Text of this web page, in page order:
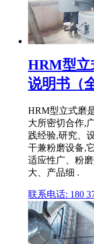
HRM型立
说明书（
HRM型立式磨
大所密切合作,
践经验,研究、
干兼粉磨设备,
适应性广、粉
大、产品细 .
联系电话: 180